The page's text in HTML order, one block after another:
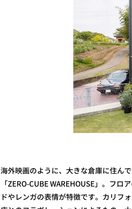
海外映画のように、大きな倉庫に住ん
「ZERO-CUBE WAREHOUSE」。フ
ドやレンガの表情が特徴です。カリフ